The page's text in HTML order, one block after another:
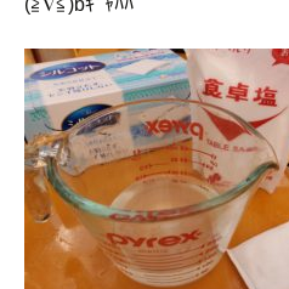
(≧∇≦)bｷﾞｬﾊﾊ